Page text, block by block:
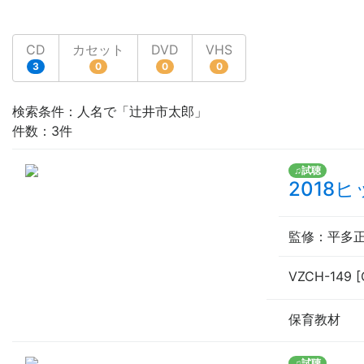
CD
3
カセット
0
DVD
0
VHS
0
検索条件：人名で「辻井市太郎」
件数：3件
♫試聴
2018ヒ
監修 ：平多
VZCH-149
保育教材